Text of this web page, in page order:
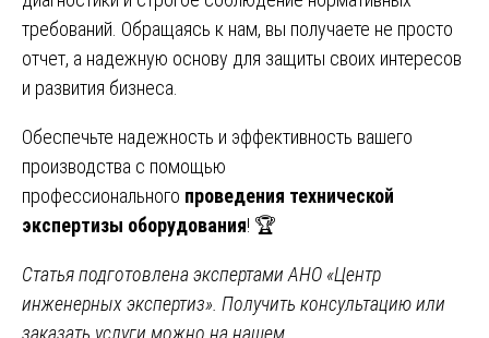
требований. Обращаясь к нам, вы получаете не просто
отчет, а надежную основу для защиты своих интересов
и развития бизнеса.
Обеспечьте надежность и эффективность вашего
производства с помощью
профессионального проведения технической
экспертизы оборудования! 🏆
Статья подготовлена экспертами АНО «Центр
инженерных экспертиз». Получить консультацию или
заказать услуги можно на нашем